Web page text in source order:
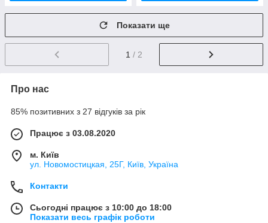
Показати ще
1 / 2
Про нас
85% позитивних з 27 відгуків за рік
Працює з 03.08.2020
м. Київ
ул. Новомостицкая, 25Г, Київ, Україна
Контакти
Сьогодні працює з 10:00 до 18:00
Показати весь графік роботи